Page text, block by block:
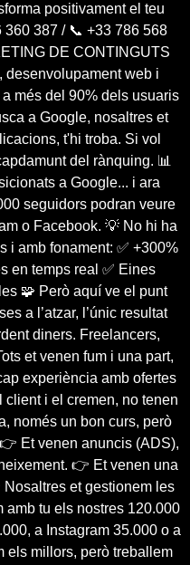
positivament el teu
387 / 📞 +33 786 568
DE CONTINGUTS
desenvolupament web i
més del 90% dels usuaris
a Google, nosaltres et
t'hi troba. Si vol
del rànquing. 📊
a Google... i ara
seguidors podran veure
o Facebook. 💡 No hi ha
i amb fonament: ✅ +300%
en temps real ✅ Eines
🧩 Però aquí ve el punt
a l’atzar, l’únic resultat
diners. Freelancers,
et venen fum i una part,
experiència amb ofertes
i el cremen, no tenen
només un bon curs, però
Et venen anuncis (ADS),
👉 Et venen una
et gestionem les
amb tu els nostres 120.000
a Instagram 35.000 o a
els millors, però treballem